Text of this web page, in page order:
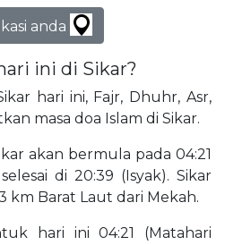
anda
ini di Sikar?
hari ini, Fajr, Dhuhr, Asr,
masa doa Islam di Sikar.
akan bermula pada 04:21
di 20:39 (Isyak). Sikar
km Barat Laut dari Mekah.
hari ini 04:21 (Matahari